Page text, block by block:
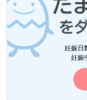
妊娠日
妊娠